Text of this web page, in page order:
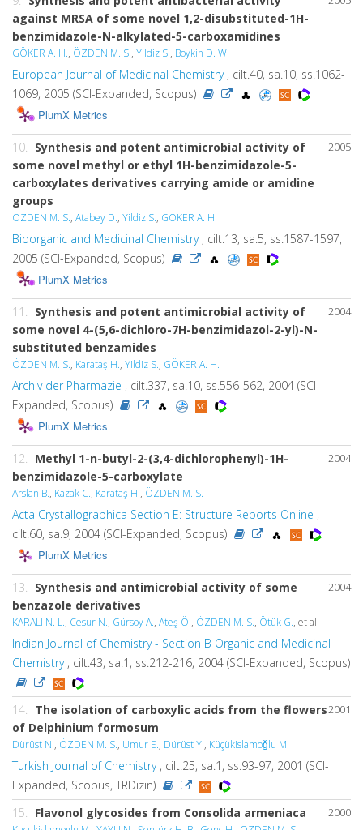
against MRSA of some novel 1,2-disubstituted-1H-
benzimidazole-N-alkylated-5-carboxamidines
GÖKER A. H., ÖZDEN M. S., Yildiz S., Boykin D. W.
European Journal of Medicinal Chemistry, cilt.40, sa.10, ss.1062-
1069, 2005 (SCI-Expanded, Scopus)
PlumX Metrics
2005
10. Synthesis and potent antimicrobial activity of
some novel methyl or ethyl 1H-benzimidazole-5-
carboxylates derivatives carrying amide or amidine
groups
ÖZDEN M. S., Atabey D., Yildiz S., GÖKER A. H.
Bioorganic and Medicinal Chemistry, cilt.13, sa.5, ss.1587-1597,
2005 (SCI-Expanded, Scopus)
PlumX Metrics
2004
11. Synthesis and potent antimicrobial activity of
some novel 4-(5,6-dichloro-7H-benzimidazol-2-yl)-N-
substituted benzamides
ÖZDEN M. S., Karataş H., Yildiz S., GÖKER A. H.
Archiv der Pharmazie , cilt.337, sa.10, ss.556-562, 2004 (SCI-
Expanded, Scopus)
PlumX Metrics
2004
12. Methyl 1-n-butyl-2-(3,4-dichlorophenyl)-1H-
benzimidazole-5-carboxylate
Arslan B., Kazak C., Karataş H., ÖZDEN M. S.
Acta Crystallographica Section E: Structure Reports Online ,
cilt.60, sa.9, 2004 (SCI-Expanded, Scopus)
PlumX Metrics
2004
13. Synthesis and antimicrobial activity of some
benzazole derivatives
KARALI N. L., Cesur N., Gürsoy A., Ateş Ö., ÖZDEN M. S., Ötük G., et al.
Indian Journal of Chemistry - Section B Organic and Medicinal
Chemistry, cilt.43, sa.1, ss.212-216, 2004 (SCI-Expanded, Scopus)
2001
14. The isolation of carboxylic acids from the flowers
of Delphinium formosum
Dürüst N., ÖZDEN M. S., Umur E., Dürüst Y., Küçükislamoǧlu M.
Turkish Journal of Chemistry, cilt.25, sa.1, ss.93-97, 2001 (SCI-
Expanded, Scopus, TRDizin)
2000
15. Flavonol glycosides from Consolida armeniaca